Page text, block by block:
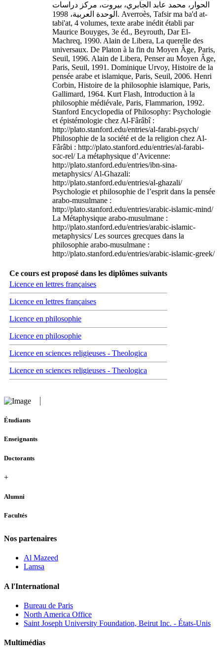
الحوار، محمد عابد الجابري، بيروت، مركز دراسات
الوحدة العربية، 1998. Averroès, Tafsir ma ba'd at-
tabi'at, 4 volumes, texte arabe inédit établi par
Maurice Bouyges, 3e éd., Beyrouth, Dar El-
Machreq, 1990. Alain de Libera, La querelle des
universaux. De Platon à la fin du Moyen Âge, Paris,
Seuil, 1996. Alain de Libera, Penser au Moyen Âge,
Paris, Seuil, 1991. Dominique Urvoy, Histoire de la
pensée arabe et islamique, Paris, Seuil, 2006. Henri
Corbin, Histoire de la philosophie islamique, Paris,
Gallimard, 1964. Kurt Flash, Introduction à la
philosophie médiévale, Paris, Flammarion, 1992.
Stanford Encyclopedia of Philosophy: Psychologie
et épistémologie chez Al-Fârâbî :
http://plato.stanford.edu/entries/al-farabi-psych/
Philosophie de la société et de la religion chez Al-
Fârâbi : http://plato.stanford.edu/entries/al-farabi-
soc-rel/ La métaphysique d’Avicenne:
http://plato.stanford.edu/entries/ibn-sina-
metaphysics/ Al-Ghazali:
http://plato.stanford.edu/entries/al-ghazali/
Psychologie et philosophie de l’esprit dans la pensée
arabo-musulmane :
http://plato.stanford.edu/entries/arabic-islamic-mind/
La Métaphysique arabo-musulmane :
http://plato.stanford.edu/entries/arabic-islamic-
metaphysics/ Les sources grecques dans la
philosophie arabo-musulmane :
http://plato.stanford.edu/entries/arabic-islamic-greek/
Ce cours est proposé dans les diplômes suivants
Licence en lettres françaises
Licence en lettres françaises
Licence en philosophie
Licence en philosophie
Licence en sciences religieuses - Theologica
Licence en sciences religieuses - Theologica
Étudiants
Enseignants
Doctorants
+
Alumni
Facultés
Nos partenaires
Al Mazeed
Lamsa
A l'International
Bureau de Paris
North America Office
Saint Joseph University Foundation, Beirut Inc. - États-Unis
Multimédias